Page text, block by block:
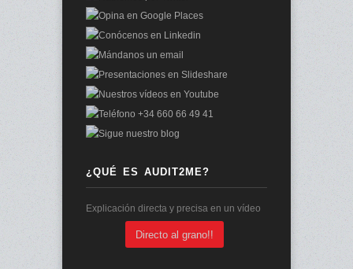
¿QUÉ ES AUDIT2ME?
Explicación directa y precisa en un vídeo
Directo al grano!!